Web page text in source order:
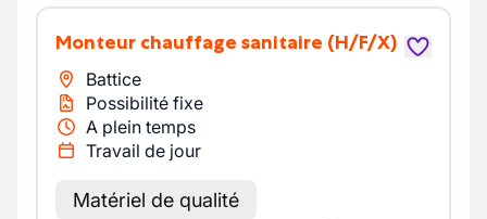
Monteur chauffage sanitaire (H/F/X)
Battice
Possibilité fixe
A plein temps
Travail de jour
Matériel de qualité